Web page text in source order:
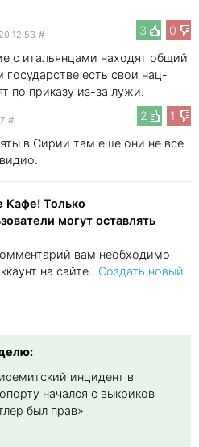
3
0
12:53 #
с итальянцами находят общий
государстве есть свои нац-
по приказу из-за лужи.
2
1
#
в Сирии там еше они не все
Кафе! Только
могут оставлять
вам необходимо
на сайте.. Создать новый
инцидент в
начался с выкриков
был прав»